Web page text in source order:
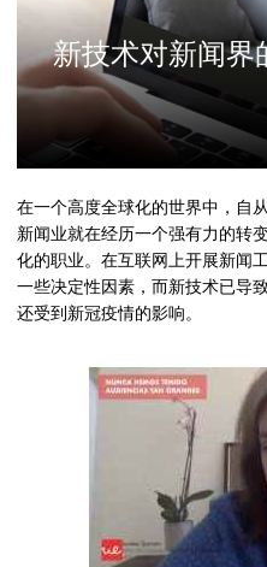
新技术对新闻界
在一个高度全球化的世界中，自
新闻业就在经历一个强有力的转
化的职业。在互联网上开展新闻
一些决定性因素，而新技术已导
还受到新冠疫情的影响。